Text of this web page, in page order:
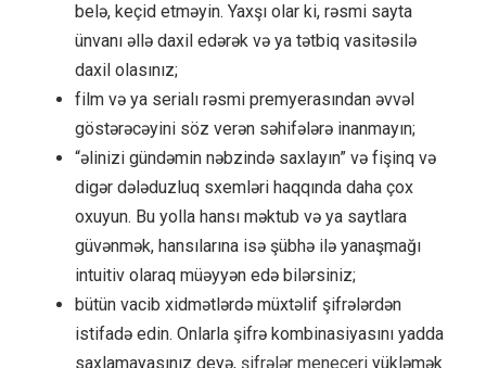
belə, keçid etməyin. Yaxşı olar ki, rəsmi sayta
ünvanı əllə daxil edərək və ya tətbiq vasitəsilə
daxil olasınız;
film və ya serialı rəsmi premyerasından əvvəl
göstərəcəyini söz verən səhifələrə inanmayın;
“əlinizi gündəmin nəbzində saxlayın” və fişinq və
digər dələduzluq sxemləri haqqında daha çox
oxuyun. Bu yolla hansı məktub və ya saytlara
güvənmək, hansılarına isə şübhə ilə yanaşmağı
intuitiv olaraq müəyyən edə bilərsiniz;
bütün vacib xidmətlərdə müxtəlif şifrələrdən
istifadə edin. Onlarla şifrə kombinasiyasını yadda
saxlamayasınız deyə, şifrələr meneceri yükləmək